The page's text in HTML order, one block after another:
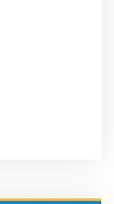
y Epic
a un